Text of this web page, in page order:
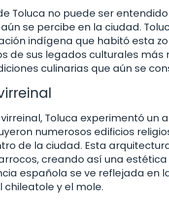
Toluca no puede ser
se percibe en la ciudad.
indígena que habitó esta
de sus legados culturales
culinarias que aún se
Toluca experimentó un
numerosos edificios
de la ciudad. Esta
creando así una
española se ve reflejada en
chileatole y el mole.